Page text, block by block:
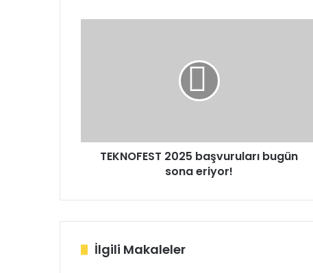
TEKNOFEST 2025 başvuruları bugün
sona eriyor!
İlgili Makaleler